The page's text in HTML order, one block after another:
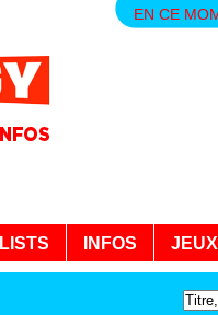
EN CE
INFOS JEUX